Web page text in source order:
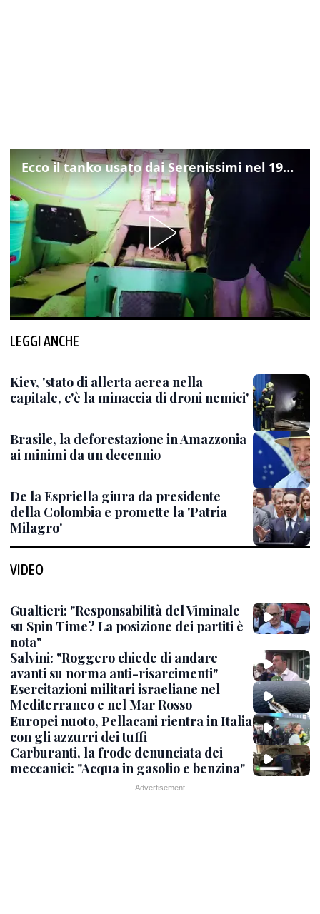
Ecco il tanko usato dai Serenissimi nel 1997 per il blitz a San Marco
LEGGI ANCHE
Kiev, 'stato di allerta aerea nella
capitale, c'è la minaccia di droni nemici'
Brasile, la deforestazione in Amazzonia
ai minimi da un decennio
De la Espriella giura da presidente
della Colombia e promette la 'Patria
Milagro'
VIDEO
Gualtieri: "Responsabilità del Viminale
su Spin Time? La posizione dei partiti è
nota"
Salvini: "Roggero chiede di andare
avanti su norma anti-risarcimenti"
Esercitazioni militari israeliane nel
Mediterraneo e nel Mar Rosso
Europei nuoto, Pellacani rientra in Italia
con gli azzurri dei tuffi
Carburanti, la frode denunciata dei
meccanici: "Acqua in gasolio e benzina"